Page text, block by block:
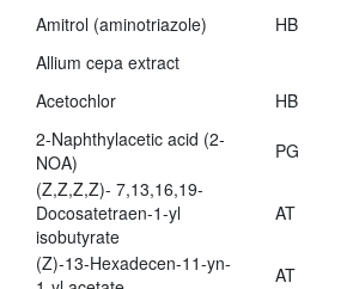
Amitrol (aminotriazole) HB
Allium cepa extract
Acetochlor
HB
2-Naphthylacetic acid (2-
NOA)
PG
(Z,Z,Z,Z)- 7,13,16,19-
Docosatetraen-1-yl
isobutyrate
AT
(Z)-13-Hexadecen-11-yn-
AT